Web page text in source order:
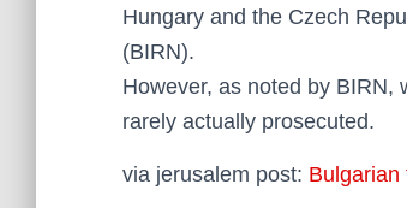
Hungary and the Czech
(BIRN).
However, as noted by BIRN,
rarely actually prosecuted.
via jerusalem post: Bulgarian